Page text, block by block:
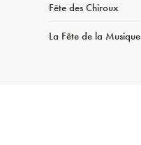
Fête des Chiroux
La Fête de la Musique